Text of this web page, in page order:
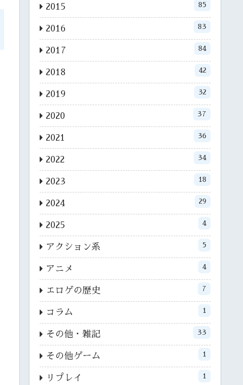
2015 85
2016 83
2017 84
2018 42
2019 32
2020 37
2021 36
2022 34
2023 18
2024 29
2025 4
アクション系 5
アニメ 4
エロゲの歴史 7
コラム 1
その他・雑記 33
その他ゲーム 1
リプレイ 1